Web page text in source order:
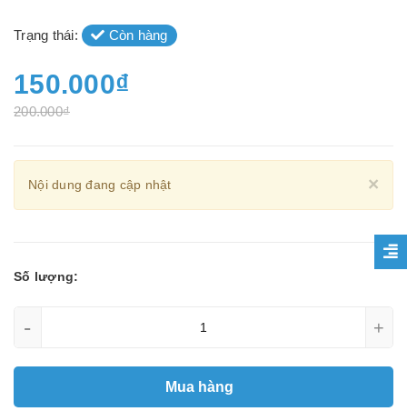
Trạng thái: Còn hàng
150.000₫
200.000₫
×
Nội dung đang cập nhật
Số lượng:
- +
Mua hàng